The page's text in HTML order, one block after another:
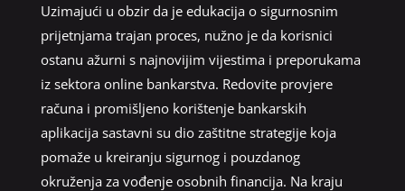
Uzimajući u obzir da je edukacija o sigurnosnim
prijetnjama trajan proces, nužno je da korisnici
ostanu ažurni s najnovijim vijestima i preporukama
iz sektora online bankarstva. Redovite provjere
računa i promišljeno korištenje bankarskih
aplikacija sastavni su dio zaštitne strategije koja
pomaže u kreiranju sigurnog i pouzdanog
okruženja za vođenje osobnih financija. Na kraju